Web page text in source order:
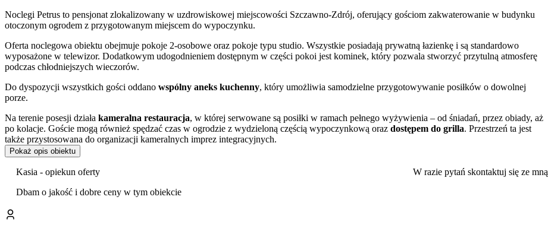
Noclegi Petrus to pensjonat zlokalizowany w uzdrowiskowej miejscowości Szczawno-Zdrój, oferujący gościom zakwaterowanie w budynku
otoczonym ogrodem z przygotowanym miejscem do wypoczynku.
Oferta noclegowa obiektu obejmuje pokoje 2-osobowe oraz pokoje typu studio. Wszystkie posiadają prywatną łazienkę i są standardowo
wyposażone w telewizor. Dodatkowym udogodnieniem dostępnym w części pokoi jest kominek, który pozwala stworzyć przytulną atmosferę
podczas chłodniejszych wieczorów.
Do dyspozycji wszystkich gości oddano wspólny aneks kuchenny, który umożliwia samodzielne przygotowywanie posiłków o dowolnej
porze.
Na terenie posesji działa kameralna restauracja, w której serwowane są posiłki w ramach pełnego wyżywienia – od śniadań, przez obiady, aż
po kolacje. Goście mogą również spędzać czas w ogrodzie z wydzieloną częścią wypoczynkową oraz dostępem do grilla. Przestrzeń ta jest
także przystosowana do organizacji kameralnych imprez integracyjnych.
Dla zmotoryzowanych gości przygotowano bezpłatny,
Zgodnie z polityką obiektu, na pobyt można zabrać ze sobą zwierzęta domowe.
Pensjonat położony jest w dogodnej lokalizacji, która stanowi dobrą bazę wypadową do zwiedzania atrakcji Szczawna-Zdroju i okolicy. W
niewielkiej odległości znajdują się słynne
historyczne zabudowania Uzdrowiska w Szczawnie-Zdroju. Miłośnicy aktywnego wypoczynku i górskich wędrówek mogą wybrać się na
Pokaż opis obiektu
Kasia - opiekun oferty
Dbam o jakość i dobre ceny w tym obiekcie
W razie pytań skontaktuj się ze mną